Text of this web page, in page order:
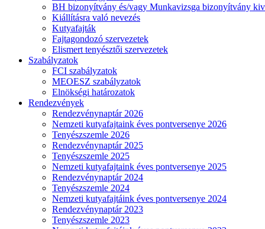
BH bizonyítvány és/vagy Munkavizsga bizonyítvány
Kiállításra való nevezés
Kutyafajták
Fajtagondozó szervezetek
Elismert tenyésztői szervezetek
Szabályzatok
FCI szabályzatok
MEOESZ szabályzatok
Elnökségi határozatok
Rendezvények
Rendezvénynaptár 2026
Nemzeti kutyafajtaink éves pontversenye 2026
Tenyészszemle 2026
Rendezvénynaptár 2025
Tenyészszemle 2025
Nemzeti kutyafajtaink éves pontversenye 2025
Rendezvénynaptár 2024
Tenyészszemle 2024
Nemzeti kutyafajtáink éves pontversenye 2024
Rendezvénynaptár 2023
Tenyészszemle 2023